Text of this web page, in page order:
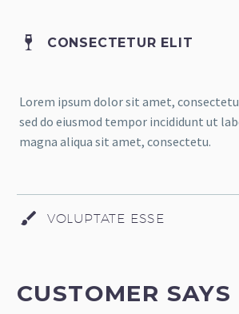
CONSECTETUR ELIT
Lorem ipsum dolor sit amet,
sed do eiusmod tempor incididunt ut
magna aliqua sit amet, consectetu.
VOLUPTATE ESSE
CUSTOMER SAYS